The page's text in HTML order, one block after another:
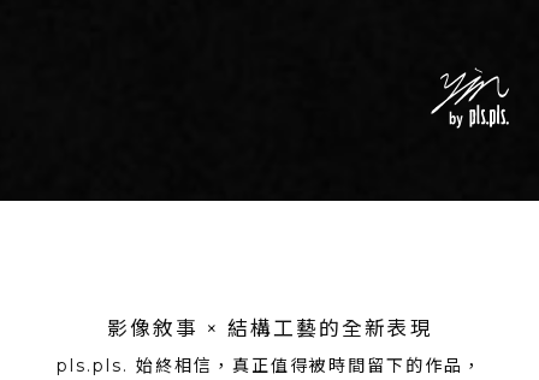
影像敘事 × 結構工藝的全新表現
pls.pls. 始終相信， 真正值得被時間留下的作品，